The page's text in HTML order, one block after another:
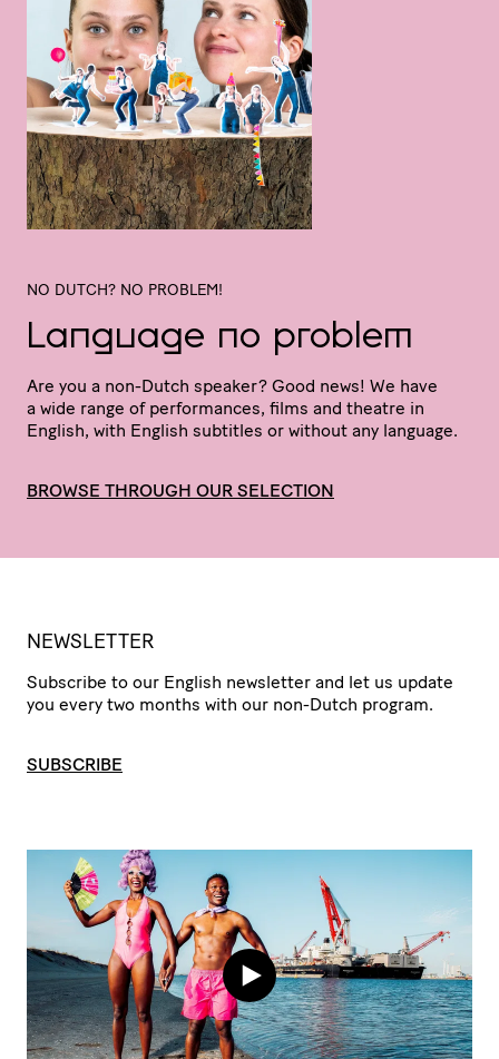
NO DUTCH? NO PROBLEM!
Language no problem
Are you a non-Dutch speaker? Good news! We have
a wide range of perfor­mances, films and theatre in
English, with English subtitles or without any language.
BROWSE THROUGH OUR SELECTION
NEWSLETTER
Subscribe to our English newsletter and let us update
you every two months with our non-Dutch program.
SUBSCRIBE